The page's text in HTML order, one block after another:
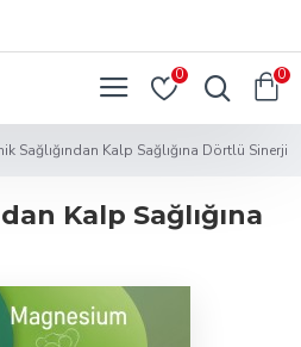
0 0
Sağlığından Kalp Sağlığına Dörtlü Sinerji
Kalp Sağlığına